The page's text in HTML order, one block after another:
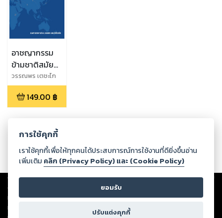
อาชญากรรม
ข้ามชาติสมัย
ใหม่ และความ
ร่วมมือระหว่าง
ประเทศ
วรรณพร เตชะไก
ศิยวณิช
149.00 ฿
Copyright ©2026Storylog Co., Ltd. - สตอรี่ล็อกขอสงวนสิทธิ์ไม่รับผิดชอบ
ต่อผลงานหรือเนื้อหาใดที่อัปโหลดผ่านเว็บไซต์และปรากฏว่าละเมิดสิทธิใน
ทรัพย์สินทางปัญญาของบุคคลอื่นหรือขัดต่อกฎหมายและศีลธรรม ดังนั้น ผู้อ่าน
ทุกท่านโปรดใช้วิจารณญาณในการกลั่นกรองด้วยตนเอง และหากท่านพบว่าส่วน
การใช้คุกกี้
เราใช้คุกกี้เพื่อให้ทุกคนได้ประสบการณ์การใช้งานที่ดียิ่งขึ้นอ่าน
เพิ่มเติม คลิก (Privacy Policy) และ (Cookie Policy)
ยอมรับ
ปรับแต่งคุกกี้